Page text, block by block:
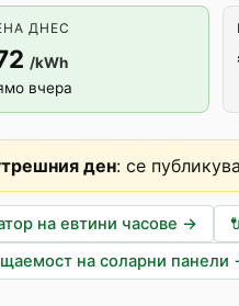
ДНЕС
/kWh
вчера
ден: се
на евтини часове →
на соларни панели